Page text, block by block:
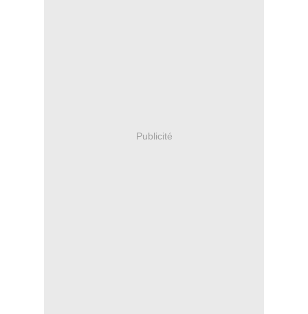
Publicité